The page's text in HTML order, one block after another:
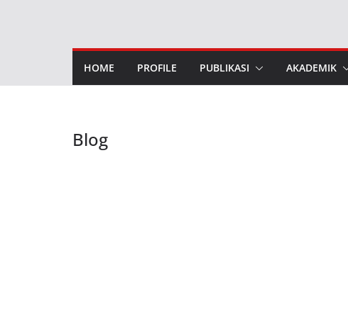
HOME PROFILE PUBLIKASI AKADEMIK
Blog